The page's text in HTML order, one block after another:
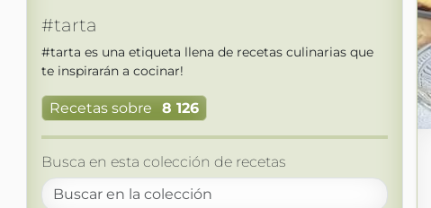
#tarta
#tarta es una etiqueta llena de recetas culinarias que
te inspirarán a cocinar!
Recetas sobre 8 126
Busca en esta colección de recetas